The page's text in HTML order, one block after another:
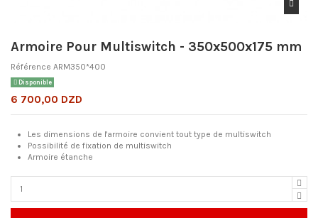
Armoire Pour Multiswitch - 350x500x175 mm
Référence ARM350*400
Disponible
6 700,00 DZD
Les dimensions de l'armoire convient tout type de multiswitch
Possibilité de fixation de multiswitch
Armoire étanche